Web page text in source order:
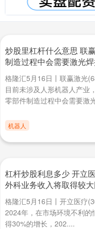
炒股里杠杆什么意思 联
制造过程中会需要激光
格隆汇5月16日丨联赢激光
目前未涉及人形机器人产业
零部件制造过程中会需要激
机器人
杠杆炒股利息多少 开立
外科业务收入将取得较
格隆汇5月16日丨开立医疗
2024年，在市场环境不利的
得30%的增长，202....